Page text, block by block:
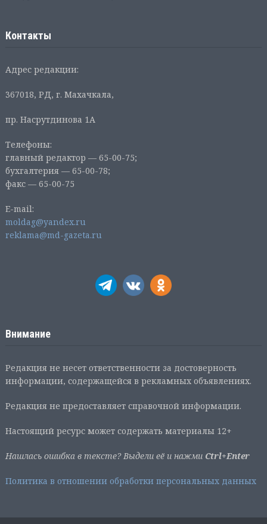
Контакты
Адрес редакции:
367018, РД, г. Махачкала,
пр. Насрутдинова 1А
Телефоны:
главный редактор — 65-00-75;
бухгалтерия — 65-00-78;
факс — 65-00-75
E-mail:
moldag@yandex.ru
reklama@md-gazeta.ru
Внимание
Редакция не несет ответственности за достоверность
информации, содержащейся в рекламных объявлениях.
Редакция не предоставляет справочной информации.
Настоящий ресурс может содержать материалы 12+
Нашлась ошибка в тексте? Выдели её и нажми Ctrl+Enter
Политика в отношении обработки персональных данных